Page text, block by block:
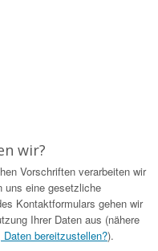
wir?
Vorschriften verarbeiten wir
uns eine gesetzliche
Kontaktformulars gehen wir
Ihrer Daten aus (nähere
bereitzustellen?).